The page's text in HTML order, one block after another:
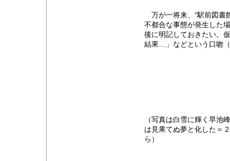
万が一将来、“駅前図書
不都合な事態が発生した
後に明記しておきたい。
結果…」などという口吻
（写真は白雪に輝く早池
は見果てぬ夢と化した＝
ら）